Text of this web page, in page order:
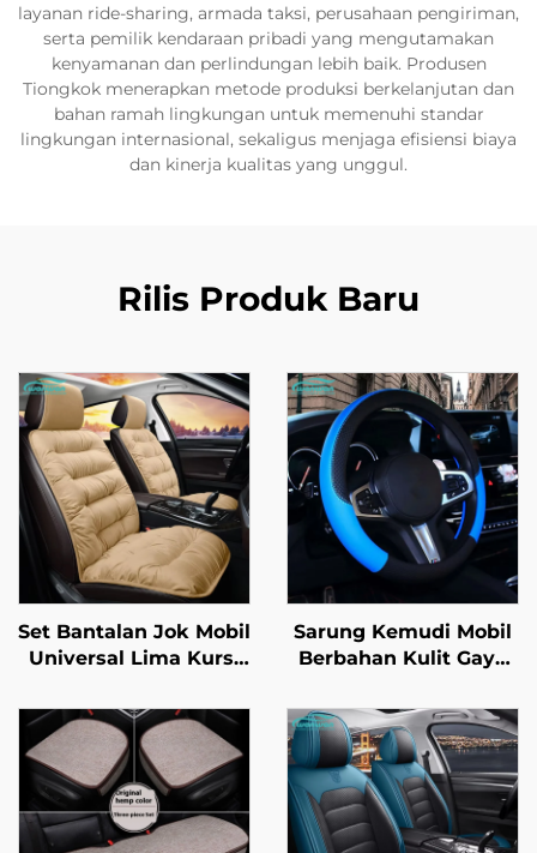
layanan ride-sharing, armada taksi, perusahaan pengiriman,
serta pemilik kendaraan pribadi yang mengutamakan
kenyamanan dan perlindungan lebih baik. Produsen
Tiongkok menerapkan metode produksi berkelanjutan dan
bahan ramah lingkungan untuk memenuhi standar
lingkungan internasional, sekaligus menjaga efisiensi biaya
dan kinerja kualitas yang unggul.
Rilis Produk Baru
Set Bantalan Jok Mobil
Universal Lima Kursi
Dingin Set Tiga-Piece
Depan Berlapis
Pendek Fleece-Lined
Sarung Kemudi Mobil
Berbahan Kulit Gaya
Berlapis Karet
Universal Semua
Musim untuk Hiasan
Mobil